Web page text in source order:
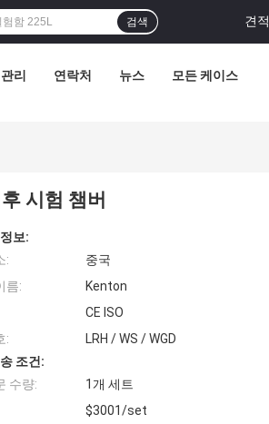
견
검색
리 연락처 뉴스 모든 케이스
시험 챔버
보:
:
중국
름:
Kenton
CE ISO
:
LRH / WS / WGD
조건:
수량:
1개 세트
$3001/set